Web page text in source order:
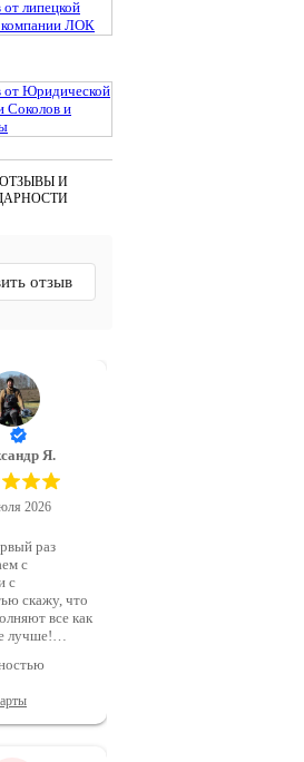
И
отзыв
Я.
2026
раз
с
с
скажу, что
все как
лучше!
и